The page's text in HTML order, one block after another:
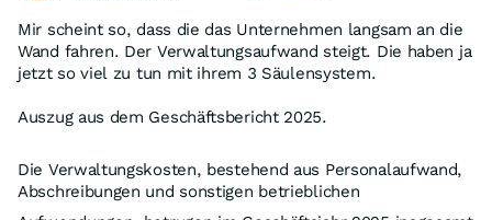
Mir scheint so, dass die das Unternehmen langsam an die
Wand fahren. Der Verwaltungsaufwand steigt. Die haben ja
jetzt so viel zu tun mit ihrem 3 Säulensystem.
Auszug aus dem Geschäftsbericht 2025.
Die Verwaltungskosten, bestehend aus Personalaufwand,
Abschreibungen und sonstigen betrieblichen